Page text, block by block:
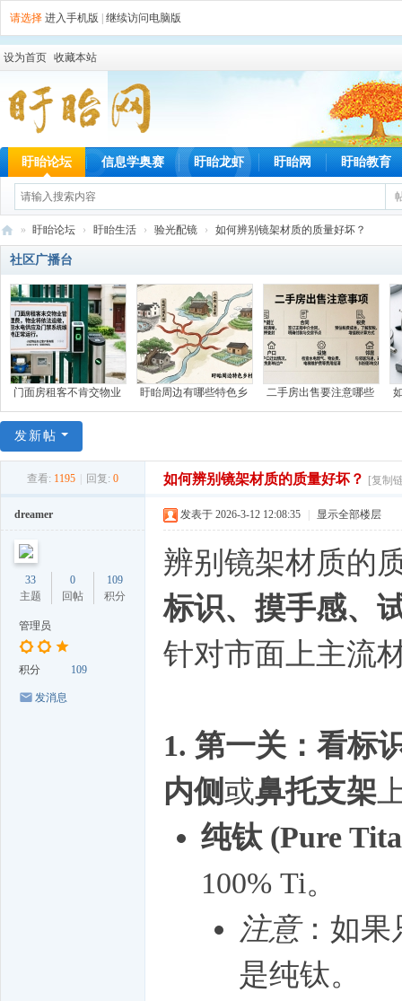
请选择 进入手机版 继续访问电脑版
设为首页 收藏本站
盱眙论坛 信息学奥赛 盱眙龙虾 盱眙网 盱眙教育
盱
眙
网
» 盱眙论坛 › 盱眙生活 › 验光配镜 › 如何辨别镜架材质的质量好坏？
社区广播台
门面房租客不肯交物业 盱眙周边有哪些特色乡 二手房出售要注意哪些
发新帖
查看: 1195 回复: 0 如何辨别镜架材质的质量好坏？ [复制
dreamer
33
主题
0
回帖
109
积分
管理员
积分 109
发消息
发表于 2026-3-12 12:08:35 显示全部楼层
辨别镜架材质的
标识、摸手感、
针对市面上主流
1. 第一关：看标
内侧或鼻托支架
纯钛 (Pure
100% Ti。
注意：如果
是纯钛。